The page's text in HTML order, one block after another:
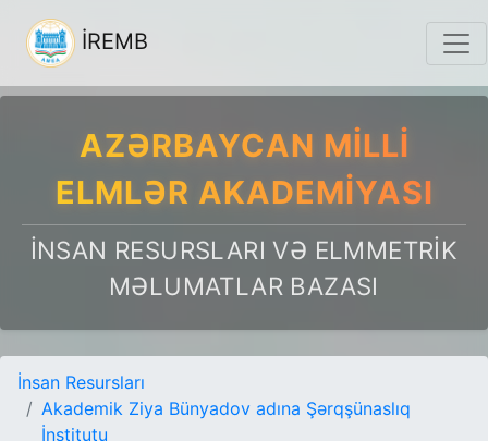
İREMB
AZƏRBAYCAN MILLI
ELMLƏR AKADEMIYASI
İNSAN RESURSLARI VƏ ELMMETRIK
MƏLUMATLAR BAZASI
İnsan Resursları
Akademik Ziya Bünyadov adına Şərqşünaslıq
İnstitutu